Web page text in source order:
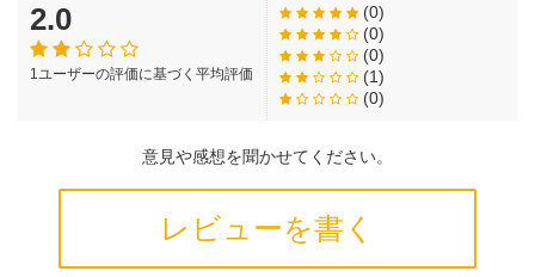
2.0
1ユーザーの評価に基づく平均評価
(0)
(0)
(0)
(1)
(0)
意見や感想を聞かせてください。
レビューを書く